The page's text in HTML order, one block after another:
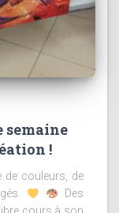
semaine
!
de couleurs, de
Des